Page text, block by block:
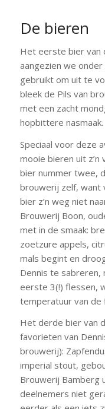
De bieren
Het eerste bier van
aangezien we
gebruikt om uit te
bleek de Pils van
met een zacht
hopbittere nasmaak.
Speciaal voor deze
mooie bieren uit
bier nummer twee,
brouwerij zelf, want
bier z’n weg niet
Brouwerij Boon,
met in de smaak:
zoetzure appels,
mals begint en
Dennis te sabreren,
eerste 3(!) flessen,
temperatuur van
Het derde bier van
favorieten van
brouwerij):
imperial stout,
Brouwerij Bamberg
deelnemers niet